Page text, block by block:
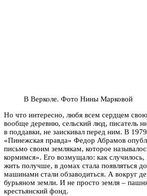
В Верколе. Фото Нины Марковой
Но что интересно, любя всем сердцем
вообще деревню, сельский люд, писатель
в поддавки, не заискивал перед ним. В 1979
«Пинежская правда» Федор Абрамов
письмо своим землякам, которое
кормимся». Его возмущало: как
жить получше, в домах стала появляться
машинами стали обзаводиться. А вокруг
бурьяном земли. И не просто земля –
крестьянский фонд.